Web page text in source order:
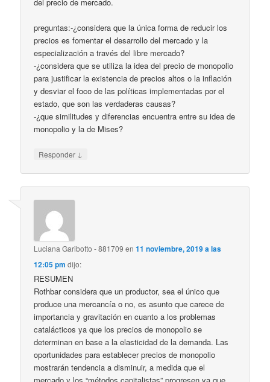
preguntas:-¿considera que la única forma de reducir los
precios es fomentar el desarrollo del mercado y la
especialización a través del libre mercado?
-¿considera que se utiliza la idea del precio de monopolio
para justificar la existencia de precios altos o la inflación
y desviar el foco de las políticas implementadas por el
estado, que son las verdaderas causas?
-¿que similitudes y diferencias encuentra entre su idea de
monopolio y la de Mises?
Responder ↓
Luciana Garibotto - 881709 en11 noviembre, 2019 a las
12:05 pm dijo:
RESUMEN
Rothbar considera que un productor, sea el único que
produce una mercancía o no, es asunto que carece de
importancia y gravitación en cuanto a los problemas
catalácticos ya que los precios de monopolio se
determinan en base a la elasticidad de la demanda. Las
oportunidades para establecer precios de monopolio
mostrarán tendencia a disminuir, a medida que el